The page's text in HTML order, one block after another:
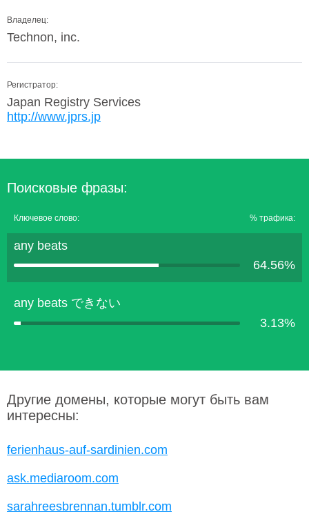
Владелец:
Technon, inc.
Регистратор:
Japan Registry Services
http://www.jprs.jp
Поисковые фразы:
Ключевое слово: % трафика:
any beats
64.56%
any beats できない
3.13%
Другие домены, которые могут быть вам
интересны:
ferienhaus-auf-sardinien.com
ask.mediaroom.com
sarahreesbrennan.tumblr.com